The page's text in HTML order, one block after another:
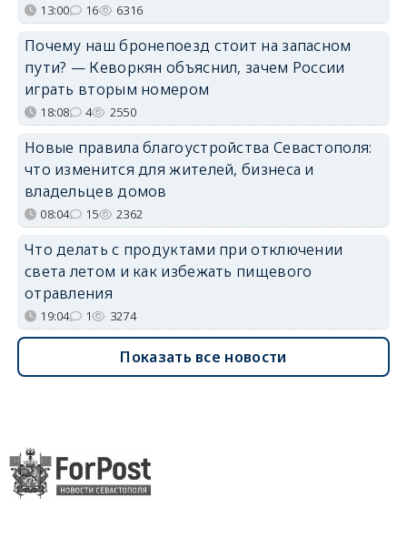
13:00 16 6316
Почему наш бронепоезд стоит на запасном
пути? — Кеворкян объяснил, зачем России
играть вторым номером
18:08 4 2550
Новые правила благоустройства Севастополя:
что изменится для жителей, бизнеса и
владельцев домов
08:04 15 2362
Что делать с продуктами при отключении
света летом и как избежать пищевого
отравления
19:04 1 3274
Показать все новости